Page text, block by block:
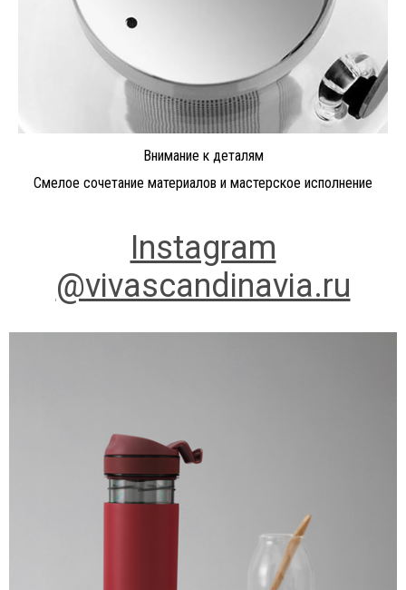
Внимание к деталям
Смелое сочетание материалов и мастерское исполнение
Instagram
@vivascandinavia.ru